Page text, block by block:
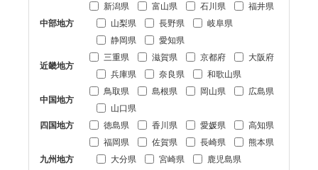
中部地方
新潟県 富山県 石川県
福井県
山梨県
長野県
岐阜県
静岡県
愛知県
近畿地方
三重県 滋賀県 京都府
大阪府
兵庫県
奈良県 和歌山県
中国地方
鳥取県 島根県 岡山県
広島県
山口県
四国地方
徳島県 香川県 愛媛県 高知県
九州地方
福岡県 佐賀県 長崎県
熊本県
大分県
宮崎県
鹿児島県